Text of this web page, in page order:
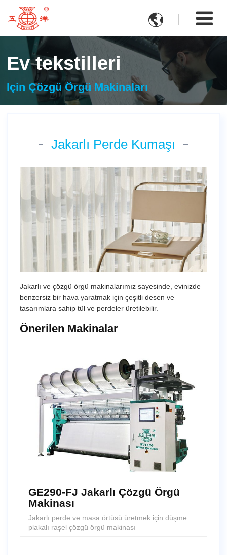

Ev tekstilleri
Için Çözgü Örgü Makinaları
Jakarlı Perde Kumaşı
Jakarlı ve çözgü örgü makinalarımız sayesinde, evinizde
benzersiz bir hava yaratmak için çeşitli desen ve
tasarımlara sahip tül ve perdeler üretilebilir.
Önerilen Makinalar
GE290-FJ Jakarlı Çözgü Örgü
Makinası
Jakarlı perde ve masa örtüsü üretmek için düşme
plakalı raşel çözgü örgü makinası